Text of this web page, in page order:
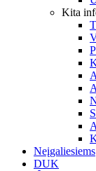
Kita
Neįgaliesiems
DUK